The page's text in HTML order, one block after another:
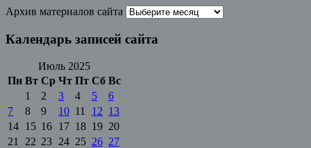
Архив материалов сайта
Календарь записей сайта
Июль 2025
Пн Вт Ср Чт Пт Сб Вс
1 2 3 4 5
6
7
8 9 10 11 12 13
14 15 16 17 18 19 20
21
22 23 24 25 26 27